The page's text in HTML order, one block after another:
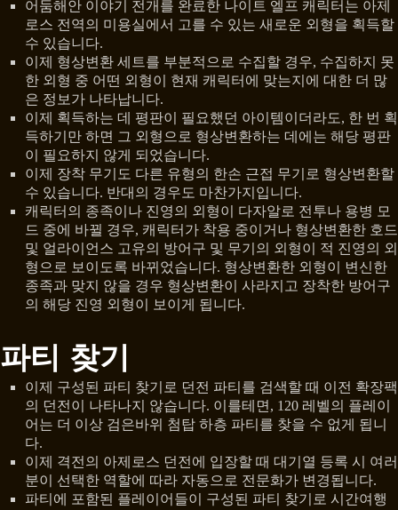
어둠해안 이야기 전개를 완료한 나이트 엘프 캐릭터는 아제
로스 전역의 미용실에서 고를 수 있는 새로운 외형을 획득할
수 있습니다.
이제 형상변환 세트를 부분적으로 수집할 경우, 수집하지 못
한 외형 중 어떤 외형이 현재 캐릭터에 맞는지에 대한 더 많
은 정보가 나타납니다.
이제 획득하는 데 평판이 필요했던 아이템이더라도, 한 번 획
득하기만 하면 그 외형으로 형상변환하는 데에는 해당 평판
이 필요하지 않게 되었습니다.
이제 장착 무기도 다른 유형의 한손 근접 무기로 형상변환할
수 있습니다. 반대의 경우도 마찬가지입니다.
캐릭터의 종족이나 진영의 외형이 다자알로 전투나 용병 모
드 중에 바뀔 경우, 캐릭터가 착용 중이거나 형상변환한 호드
및 얼라이언스 고유의 방어구 및 무기의 외형이 적 진영의 외
형으로 보이도록 바뀌었습니다. 형상변환한 외형이 변신한
종족과 맞지 않을 경우 형상변환이 사라지고 장착한 방어구
의 해당 진영 외형이 보이게 됩니다.
파티 찾기
이제 구성된 파티 찾기로 던전 파티를 검색할 때 이전 확장팩
의 던전이 나타나지 않습니다. 이를테면, 120 레벨의 플레이
어는 더 이상 검은바위 첨탑 하층 파티를 찾을 수 없게 됩니
다.
이제 격전의 아제로스 던전에 입장할 때 대기열 등록 시 여러
분이 선택한 역할에 따라 자동으로 전문화가 변경됩니다.
파티에 포함된 플레이어들이 구성된 파티 찾기로 시간여행